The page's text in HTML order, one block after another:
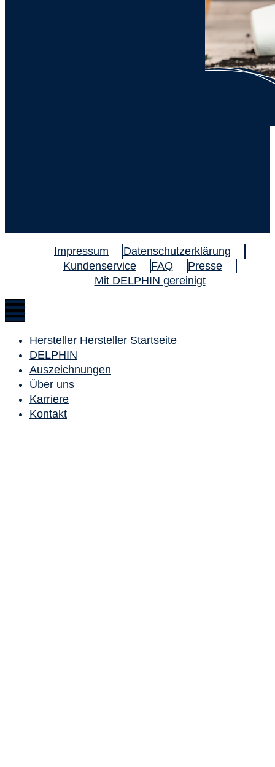
Impressum
Datenschutzerklärung
Kundenservice
FAQ
Presse
Mit DELPHIN gereinigt
Hersteller Hersteller Startseite
DELPHIN
Auszeichnungen
Über uns
Karriere
Kontakt